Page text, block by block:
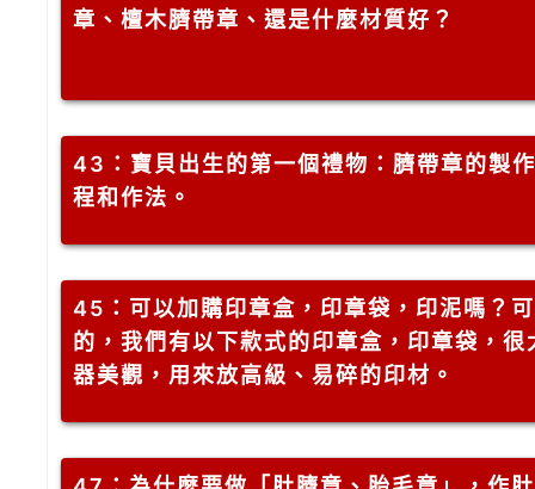
章、檀木臍帶章、還是什麼材質好？
43 ：寶貝出生的第一個禮物：臍帶章的製
程和作法。
45 ：可以加購印章盒，印章袋，印泥嗎？
的，我們有以下款式的印章盒，印章袋，很
器美觀，用來放高級、易碎的印材。